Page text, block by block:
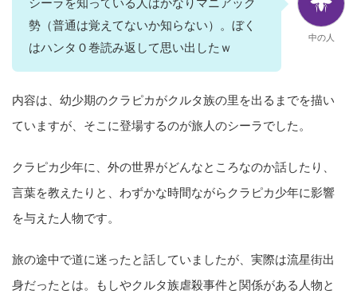
勢（普通は覚えてないか知らない）。ぼく
はハンタ０巻読み返して思い出したｗ
中の人
内容は、幼少期のクラピカがクルタ族の里を出るまでを描い
ていますが、そこに登場するのが旅人のシーラでした。
クラピカ少年に、外の世界がどんなところなのか話したり、
言葉を教えたりと、わずかな時間ながらクラピカ少年に影響
を与えた人物です。
旅の途中で道に迷ったと話していましたが、実際は流星街出
身だったとは。もしやクルタ族虐殺事件と関係がある人物と